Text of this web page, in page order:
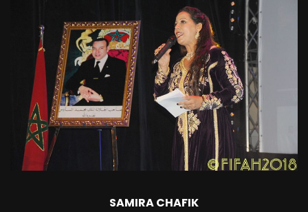
SAMIRA CHAFIK